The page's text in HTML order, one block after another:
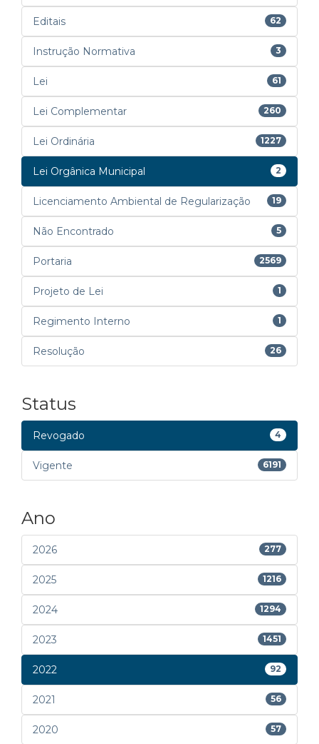
Editais 62
Instrução Normativa 3
Lei 61
Lei Complementar 260
Lei Ordinária 1227
Lei Orgânica Municipal 2
Licenciamento Ambiental de Regularização 19
Não Encontrado 5
Portaria 2569
Projeto de Lei 1
Regimento Interno 1
Resolução 26
Status
Revogado 4
Vigente 6191
Ano
2026 277
2025 1216
2024 1294
2023 1451
2022 92
2021 56
2020 57